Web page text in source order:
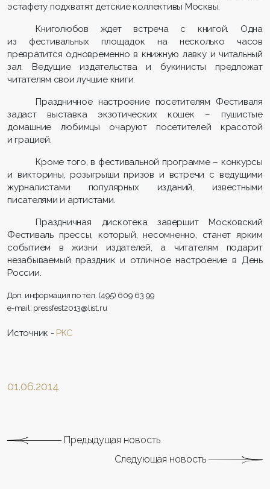
эстафету подхватят детские коллективы Москвы.
Книголюбов ждет встреча с книгой. Одна
из фестивальных площадок на несколько часов
превратится одновременно в книжную лавку и читальный
зал. Ведущие издательства и букинисты предложат
читателям свои лучшие книги.
Праздничное настроение посетителям Фестиваля
задаст выставка экзотических кошек – пушистые
домашние любимцы очаруют посетителей красотой
и грацией.
Кроме того, в фестивальной программе – конкурсы
и викторины, розыгрыши призов и встречи с ведущими
журналистами популярных изданий, известными
писателями и артистами.
Праздничная дискотека завершит Московский
Фестиваль прессы, который, несомненно, станет ярким
событием в жизни издателей, а читателям подарит
незабываемый праздник и отличное настроение в День
России.
Доп. информация по тел. (495) 609 63 99
e-mail: pressfest2013@list.ru
Источник - РКС
01.06.2014
Предыдущая новость
Следующая новость